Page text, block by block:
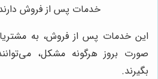
خدمات پس از فروش
این خدمات پس از فروش، به
صورت بروز هرگونه مشکل،
بگیرند.